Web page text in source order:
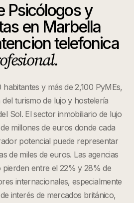
Psicólogos y
en Marbella
telefonica
y más de 2,100 PyMEs,
turismo de lujo y hostelería
Sol. El sector inmobiliario de lujo
millones de euros donde cada
potencial puede representar
de miles de euros. Las agencias
pierden entre el 22% y 28% de
internacionales, especialmente
interés de mercados británico,